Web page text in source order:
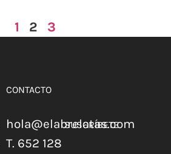
1 2 3
CONTACTO
hola@elabrelatas.com
T. 652 128
SUSCRÍBETE